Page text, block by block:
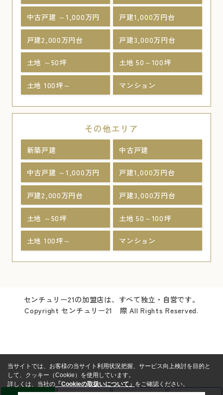
中古戸建 ～1,000万円 戸建1,000万円台
戸建2,000万円台 戸建3,000万円台
土地 ～50坪 土地 50～100坪
土地 100坪～ マンション
その他エリア
新築戸建 中古戸建
中古戸建 ～1,000万円 戸建1,000万円台
戸建2,000万円台 戸建3,000万円台
土地 ～50坪 土地 50～100坪
土地 100坪～ マンション
センチュリー21の加盟店は、すべて独立・自営です。
Copyright センチュリー21 際 All Rights Reserved.
当サイトでは、お客様の当サイト利用状況把握、サービス向上検討を目的と
して、クッキー（Cookie）を使用しています。
詳しくは、当社の 「Cookieの取扱いについて」 をご確認ください。